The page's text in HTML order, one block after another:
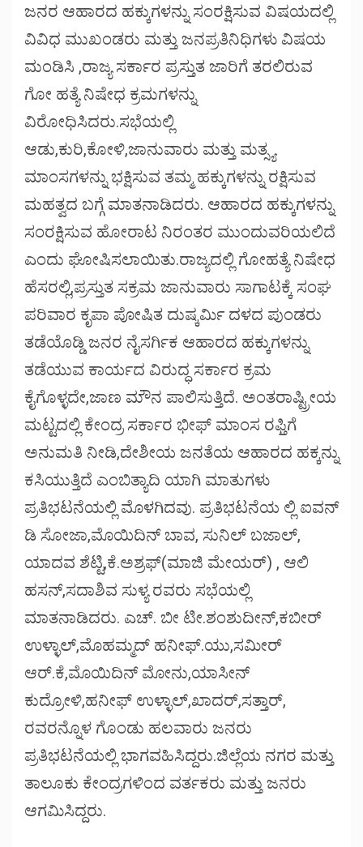
ಜನರ ಆಹಾರದ ಹಕ್ಕುಗಳನ್ನು ಸಂರಕ್ಷಿಸುವ ವಿಷಯದಲ್ಲಿ
ವಿವಿಧ ಮುಖಂಡರು ಮತ್ತು ಜನಪ್ರತಿನಿಧಿಗಳು ವಿಷಯ
ಮಂಡಿಸಿ ,ರಾಜ್ಯ ಸರ್ಕಾರ ಪ್ರಸ್ತುತ ಜಾರಿಗೆ ತರಲಿರುವ
ಗೋ ಹತ್ಯೆ ನಿಷೇಧ ಕ್ರಮಗಳನ್ನು
ವಿರೋಧಿಸಿದರು.ಸಭೆಯಲ್ಲಿ
ಆಡು,ಕುರಿ,ಕೋಳಿ,ಜಾನುವಾರು ಮತ್ತು ಮತ್ಸ್ಯ
ಮಾಂಸಗಳನ್ನು ಭಕ್ಷಿಸುವ ತಮ್ಮ ಹಕ್ಕುಗಳನ್ನು ರಕ್ಷಿಸುವ
ಮಹತ್ವದ ಬಗ್ಗೆ ಮಾತನಾಡಿದರು. ಆಹಾರದ ಹಕ್ಕುಗಳನ್ನು
ಸಂರಕ್ಷಿಸುವ ಹೋರಾಟ ನಿರಂತರ ಮುಂದುವರಿಯಲಿದೆ
ಎಂದು ಘೋಷಿಸಲಾಯಿತು.ರಾಜ್ಯದಲ್ಲಿ ಗೋಹತ್ಯೆ ನಿಷೇಧ
ಹೆಸರಲ್ಲಿ,ಪ್ರಸ್ತುತ ಸಕ್ರಮ ಜಾನುವಾರು ಸಾಗಾಟಕ್ಕೆ ಸಂಘ
ಪರಿವಾರ ಕೃಪಾ ಪೋಷಿತ ದುಷ್ಕರ್ಮಿ ದಳದ ಪುಂಡರು
ತಡೆಯೊಡ್ಡಿ ಜನರ ನೈಸರ್ಗಿಕ ಆಹಾರದ ಹಕ್ಕುಗಳನ್ನು
ತಡೆಯುವ ಕಾರ್ಯದ ವಿರುದ್ಧ ಸರ್ಕಾರ ಕ್ರಮ
ಕೈಗೊಳ್ಳದೇ,ಜಾಣ ಮೌನ ಪಾಲಿಸುತ್ತಿದೆ. ಅಂತರಾಷ್ಟ್ರೀಯ
ಮಟ್ಟದಲ್ಲಿ ಕೇಂದ್ರ ಸರ್ಕಾರ ಭೀಫ್ ಮಾಂಸ ರಫ್ತಿಗೆ
ಅನುಮತಿ ನೀಡಿ,ದೇಶೀಯ ಜನತೆಯ ಆಹಾರದ ಹಕ್ಕನ್ನು
ಕಸಿಯುತ್ತಿದೆ ಎಂಬಿತ್ಯಾದಿ ಯಾಗಿ ಮಾತುಗಳು
ಪ್ರತಿಭಟನೆಯಲ್ಲಿ ಮೊಳಗಿದವು. ಪ್ರತಿಭಟನೆಯ ಲ್ಲಿ ಐವನ್
ಡಿ ಸೋಜಾ,ಮೊಯಿದಿನ್ ಬಾವ, ಸುನಿಲ್ ಬಜಾಲ್,
ಯಾದವ ಶೆಟ್ಟಿ,ಕೆ.ಅಶ್ರಫ್(ಮಾಜಿ ಮೇಯರ್) , ಆಲಿ
ಹಸನ್,ಸದಾಶಿವ ಸುಳ್ಯ ರವರು ಸಭೆಯಲ್ಲಿ
ಮಾತನಾಡಿದರು. ಎಚ್. ಬೀ ಟೀ.ಶಂಶುದೀನ್,ಕಬೀರ್
ಉಳ್ಳಾಲ್,ಮೊಹಮ್ಮದ್ ಹನೀಫ್.ಯು,ಸಮೀರ್
ಆರ್.ಕೆ,ಮೊಯಿದಿನ್ ಮೋನು,ಯಾಸೀನ್
ಕುದ್ರೋಳಿ,ಹನೀಫ್ ಉಳ್ಳಾಲ್,ಖಾದರ್,ಸತ್ತಾರ್,
ರವರನ್ನೊಳ ಗೊಂಡು ಹಲವಾರು ಜನರು
ಪ್ರತಿಭಟನೆಯಲ್ಲಿ ಭಾಗವಹಿಸಿದ್ದರು.ಜಿಲ್ಲೆಯ ನಗರ ಮತ್ತು
ತಾಲೂಕು ಕೇಂದ್ರಗಳಿಂದ ವರ್ತಕರು ಮತ್ತು ಜನರು
ಆಗಮಿಸಿದ್ದರು.